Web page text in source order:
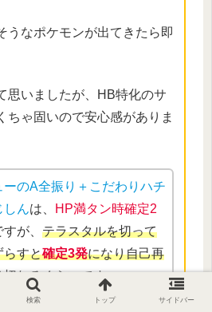
うなポケモンが出てきたら即
思いましたが、HB特化のサ
ちゃ固いので安心感がありま
ーのA全振り＋こだわりハチ
しんは、
HP満タン時確定2
すが、テラスタルを切って
らすと確定3発になり自己再
れる
くらいです。
検索 トップ サイドバー